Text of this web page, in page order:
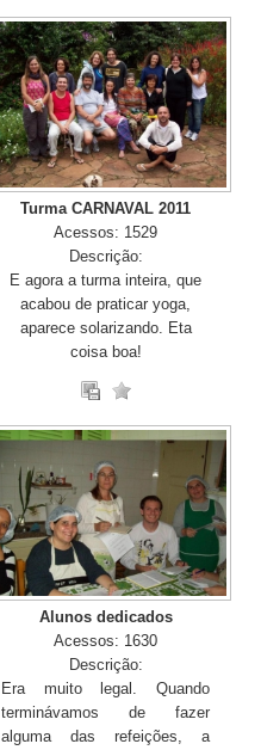
Turma CARNAVAL 2011
Acessos: 1529
Descrição:
E agora a turma inteira, que
acabou de praticar yoga,
aparece solarizando. Eta
coisa boa!
Alunos dedicados
Acessos: 1630
Descrição:
Era muito legal. Quando
terminávamos de fazer
alguma das refeições, a